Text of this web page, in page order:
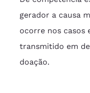
gerador a causa
ocorre nos casos
transmitido em
doação.